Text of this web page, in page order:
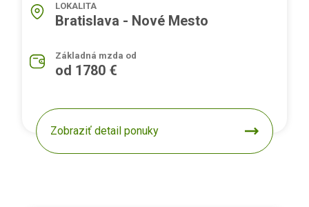
LOKALITA
Bratislava - Nové Mesto
Základná mzda od
od 1780 €
Zobraziť detail ponuky